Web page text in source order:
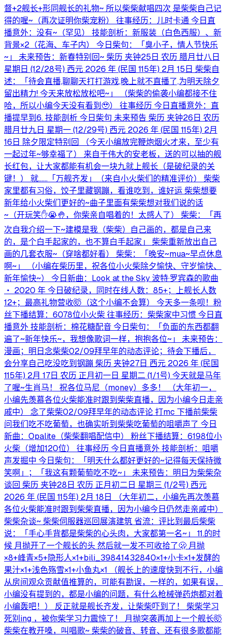
督+2舰长+形同舰长的礼物~ 所以柴柴献唱四次 是柴柴自己记
得的喔~（再次证明你柴宠粉） 往事经历：儿时卡通 今日直
播意外：没有~（罕见） 技能剖析：新服装（白色西服）、新
背景×2（花海、车子内） 今日柴句：「臭小子，情人节快乐
~」 未来预告：新春特别回~ 柴历 夹钟25日 农历 腊月廿八日
星期日 (12/28号) 西元 2026 年 (民国 115年) 2月 15日 柴柴自
述：「待会直播,聊聊天打打游戏,晚上就不直播了,为明天除夕
留出精力! 今天来放松放松吧~」 （柴柴的偷袭小编都接不住
哈，所以小编今天没有看到🥹） 往事经历 今日直播意外：直
播提早到6. 技能剖析 今日柴句 未来预告 柴历 夹钟26日 农历
腊月廿九日 星期一 (12/29号) 西元 2026 年 (民国 115年) 2月
16日 除夕限定特别回 （今天小编放完鞭炮烟火才来，至少有
一起过年~够幸福了） 来自于伟大的安老板，送的可以抽的舰
长红包，让大家都能有机会一块九就上舰长（是破纪录的关
键！） 就……「万舰齐发」（来自小火柴们的精准评价） 柴柴
家里都有习俗，饺子里藏钢蹦，看谁吃到，谁好运 柴柴想要
新年给小火柴们更好的~曲子里面有柴柴想对我们说的话
~（开玩笑✋😭🤚，你柴亲自唱着的！太感人了） 柴柴：「再
次自我介绍一下~建模是我（柴柴）自己画的，都是自己来
的，是个白手起家的，也不算白手起家」 柴柴重新放出自己
画的几套衣服~（穿啥都好看） 柴柴：「晚安~mua~早点休息
啊~」 （小编在柴历里，祝各位小火柴除夕愉快、守岁愉快、
新年愉快~） 今日新曲：Look at the Sky 波特·罗宾森的歌曲
‧ 2020 年 今日破纪录，同时在线人数：85+；上舰长人数
12+；最高礼物营收🤯（这个小编不会算） 今天多一条呗！粉
丝下播结算：6078位小火柴 往事经历：柴柴家中习惯 今日直
播意外 技能剖析：棉花糖配音 今日柴句：「负面的东西都翻
遍了~新年快乐~，我想像歌词一样，抱抱各位~」 未来预告：
漫画；明日念柴柴02/09拜早年的动态评论；待会下播后，
会分享自己吃没吃到钢蹦 柴历 夹钟27日 西元 2026 年 (民国
115年) 2月 17日 农历 正月初一日 星期二 (1/1号) 今天就是马年
了喔~生肖马！ 祝各位马尼（money）多多！ （大年初一，
小编先羡慕各位火柴能准时跟到柴柴直播，因为小编今日走亲
戚中） 念了柴柴02/09拜早年的动态评论 打mc 下播前柴柴
问我们吃不吃葡萄，也确实听到柴柴吃葡萄的咀嚼声了 今日
新曲：Opalite（柴柴翻唱配信中） 粉丝下播结算：6198位小
火柴（增加120位） 往事经历 今日直播意外 技能剖析：咀嚼
声发掘中 今日柴句：「明天什么都好更好的~记得每天保持微
笑啊」；「我这有颗葡萄吃不吃~」 未来预告：明日为柴柴杂
谈回 柴历 夹钟28日 农历 正月初二日 星期三 (1/2号) 西元
2026 年 (民国 115年) 2月 18日 （大年初二，小编先再次羡慕
各位火柴能准时跟到柴柴直播，因为小编今日仍然走亲戚中）
柴柴杂谈~ 柴柴伺服器巡回展演建筑 省流：评比到最后柴柴
说：「手心手背都是柴柴的心头肉，大家都第一名~」 11.的时
候 月抛开了一个舰长的头 然后就一发不可收拾了🫢 月抛
×8+峰青×5+隐形人×1+bili_39841432840×1+小卡×1+发酵的
果汁×1+浅色殇雪×1+小鱼丸×1 （舰长上的速度快到不行，小编
从房间观众贡献值推算的，可能有勘误，一样的，如果有误，
小编没有提到的，都是小编的问题，有什么枪械弹药炮都对着
小编轰吧！） 反正就是舰长齐发，让柴柴吓到了！ 柴柴学习
死别ing ，被你柴学习力震惊了！ 月抛突袭再加上一个舰长🤯
柴柴在教开嗓，叫唱歌~ 柴柴的破音、转音、还有很多歌都能